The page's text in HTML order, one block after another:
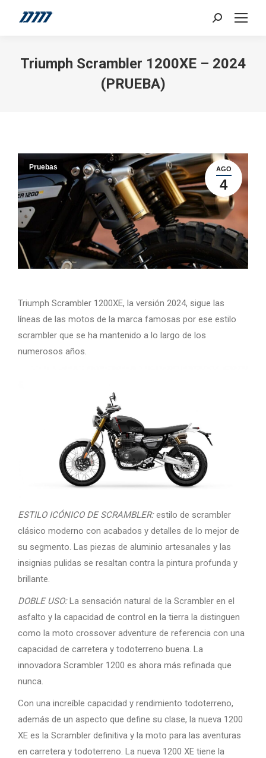
Search:
Triumph Scrambler 1200XE – 2024
(PRUEBA)
AGO
4
Pruebas
Triumph Scrambler 1200XE, la versión 2024, sigue las
líneas de las motos de la marca famosas por ese estilo
scrambler que se ha mantenido a lo largo de los
numerosos años.
ESTILO ICÓNICO DE SCRAMBLER:estilo de scrambler
clásico moderno con acabados y detalles de lo mejor de
su segmento. Las piezas de aluminio artesanales y las
insignias pulidas se resaltan contra la pintura profunda y
brillante.
DOBLE USO:La sensación natural de la Scrambler en el
asfalto y la capacidad de control en la tierra la distinguen
como la moto crossover adventure de referencia con una
capacidad de carretera y todoterreno buena. La
innovadora Scrambler 1200 es ahora más refinada que
nunca.
Con una increíble capacidad y rendimiento todoterreno,
además de un aspecto que define su clase, la nueva 1200
XE es la Scrambler definitiva y la moto para las aventuras
en carretera y todoterreno. La nueva 1200 XE tiene la